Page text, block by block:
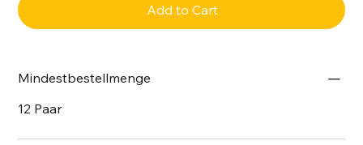
Add to Cart
Mindestbestellmenge
12 Paar